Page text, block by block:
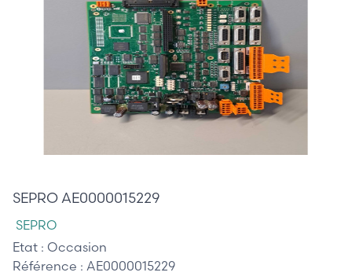
SEPRO AE0000015229
SEPRO
Etat : Occasion
Référence : AE0000015229